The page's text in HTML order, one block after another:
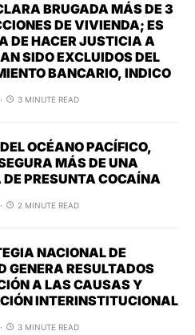
BRUGADA MÁS DE 3
DE VIVIENDA; ES
DE HACER JUSTICIA A
SIDO EXCLUIDOS DEL
BANCARIO, INDICO
3 MINUTE READ
OCÉANO PACÍFICO,
MÁS DE UNA
PRESUNTA COCAÍNA
2 MINUTE READ
NACIONAL DE
GENERA RESULTADOS
A LAS CAUSAS Y
INTERINSTITUCIONAL
3 MINUTE READ